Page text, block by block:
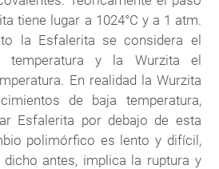
tiene lugar a 1024°C y a 1 atm.
la Esfalerita se considera el
temperatura y la Wurzita el
En realidad la Wurzita
de baja temperatura,
Esfalerita por debajo de esta
polimórfico es lento y difícil,
antes, implica la ruptura y